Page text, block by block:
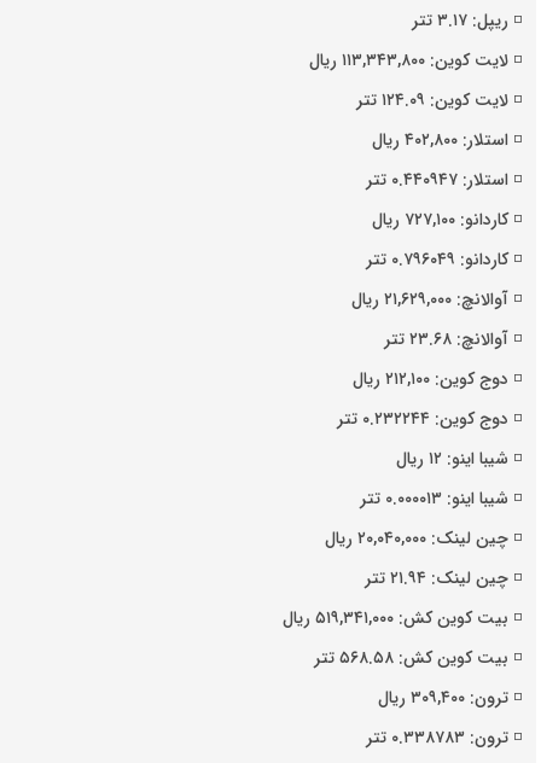
◽️ ریپل: ۳.۱۷ تتر
◽️ لایت کوین: ۱۱۳,۳۴۳,۸۰۰ ریال
◽️ لایت کوین: ۱۲۴.۰۹ تتر
◽️ استلار: ۴۰۲,۸۰۰ ریال
◽️ استلار: ۰.۴۴۰۹۴۷ تتر
◽️ کاردانو: ۷۲۷,۱۰۰ ریال
◽️ کاردانو: ۰.۷۹۶۰۴۹ تتر
◽️ آوالانچ: ۲۱,۶۲۹,۰۰۰ ریال
◽️ آوالانچ: ۲۳.۶۸ تتر
◽️ دوج کوین: ۲۱۲,۱۰۰ ریال
◽️ دوج کوین: ۰.۲۳۲۲۴۴ تتر
◽️ شیبا اینو: ۱۲ ریال
◽️ شیبا اینو: ۰.۰۰۰۰۱۳ تتر
◽️ چین لینک: ۲۰,۰۴۰,۰۰۰ ریال
◽️ چین لینک: ۲۱.۹۴ تتر
◽️ بیت کوین کش: ۵۱۹,۳۴۱,۰۰۰ ریال
◽️ بیت کوین کش: ۵۶۸.۵۸ تتر
◽️ ترون: ۳۰۹,۴۰۰ ریال
◽️ ترون: ۰.۳۳۸۷۸۳ تتر